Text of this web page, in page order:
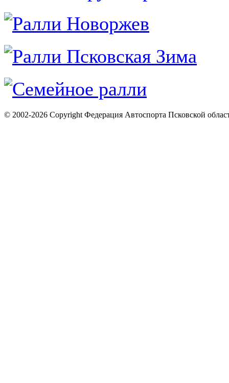
© 2002-2026 Copyright Федерация Автоспорта Псковской